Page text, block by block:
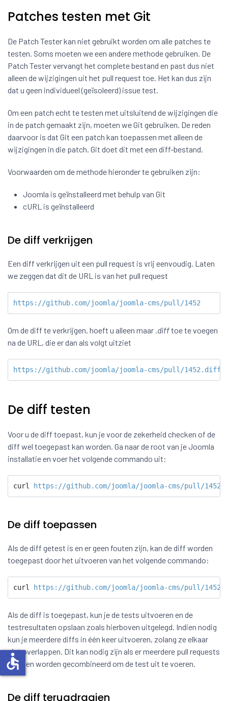
Patches testen met Git
De Patch Tester kan niet gebruikt worden om alle patches te
testen. Soms moeten we een andere methode gebruiken. De
Patch Tester vervangt het complete bestand en past dus niet
alleen de wijzigingen uit het pull request toe. Het kan dus zijn
dat u geen individueel (geïsoleerd) issue test.
Om een patch echt te testen met uitsluitend de wijzigingen die
in de patch gemaakt zijn, moeten we Git gebruiken. De reden
daarvoor is dat Git een patch kan toepassen met alleen de
wijzigingen in die patch. Git doet dit met een diff-bestand.
Voorwaarden om de methode hieronder te gebruiken zijn:
Joomla is geïnstalleerd met behulp van Git
cURL is geïnstalleerd
De diff verkrijgen
Een diff verkrijgen uit een pull request is vrij eenvoudig. Laten
we zeggen dat dit de URL is van het pull request
https://github.com/joomla/joomla-cms/pull/1452
Om de diff te verkrijgen, hoeft u alleen maar .difftoe te voegen
na de URL, die er dan als volgt uitziet
https://github.com/joomla/joomla-cms/pull/1452.diff
De diff testen
Voor u de diff toepast, kun je voor de zekerheid checken of de
diff wel toegepast kan worden. Ga naar de root van je Joomla
installatie en voer het volgende commando uit:
curl https://github.com/joomla/joomla-cms/pull/
De diff toepassen
Als de diff getest is en er geen fouten zijn, kan de diff worden
toegepast door het uitvoeren van het volgende commando:
curl https://github.com/joomla/joomla-cms/pull/
Als de diff is toegepast, kun je de tests uitvoeren en de
testresultaten opslaan zoals hierboven uitgelegd. Indien nodig
kun je meerdere diffs in één keer uitvoeren, zolang ze elkaar
niet overlappen. Dit kan nodig zijn als er meerdere pull requests
moeten worden gecombineerd om de test uit te voeren.
De diff terugdraaien
accessible